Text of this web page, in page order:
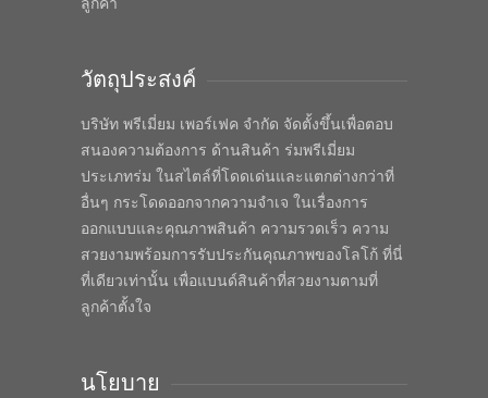
ลูกค้า
วัตถุประสงค์
บริษัท พรีเมี่ยม เพอร์เฟค จำกัด จัดตั้งขึ้นเพื่อตอบ
สนองความต้องการ ด้านสินค้า ร่มพรีเมี่ยม
ประเภทร่ม ในสไตล์ที่โดดเด่นและแตกต่างกว่าที่
อื่นๆ กระโดดออกจากความจำเจ ในเรื่องการ
ออกแบบและคุณภาพสินค้า ความรวดเร็ว ความ
สวยงามพร้อมการรับประกันคุณภาพของโลโก้ ที่นี่
ที่เดียวเท่านั้น เพื่อแบนด์สินค้าที่สวยงามตามที่
ลูกค้าตั้งใจ
นโยบาย